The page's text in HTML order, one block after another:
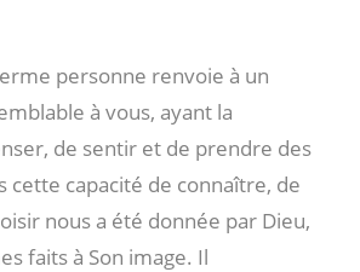
personne renvoie à un
à vous, ayant la
de sentir et de prendre des
cette capacité de connaître, de
nous a été donnée par Dieu,
faits à Son image. Il